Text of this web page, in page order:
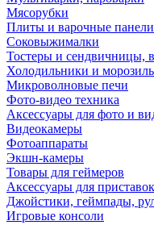
Мясорубки
Плиты и варочные панели
Соковыжималки
Тостеры и сендвичницы,
Холодильники и
Микроволновые печи
Фото-видео техника
Аксессуары для фото и
Видеокамеры
Фотоаппараты
Экшн-камеры
Товары для геймеров
Аксессуары для приставок
Джойстики, геймпады,
Игровые консоли